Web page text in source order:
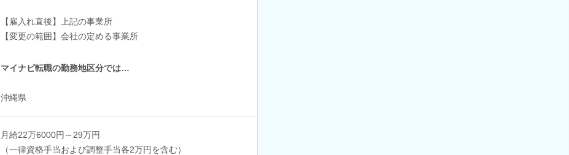
【雇入れ直後】上記の事業所
【変更の範囲】会社の定める事業所
マイナビ転職の勤務地区分では…
沖縄県
月給22万6000円～29万円
（一律資格手当および調整手当各2万円を含む）